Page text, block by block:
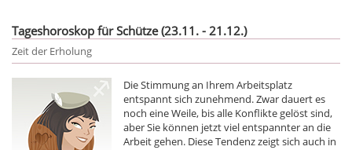
Tageshoroskop für Schütze (23.11. - 21.12.)
Zeit der Erholung
Die Stimmung an Ihrem Arbeitsplatz
entspannt sich zunehmend. Zwar dauert es
noch eine Weile, bis alle Konflikte gelöst sind,
aber Sie können jetzt viel entspannter an die
Arbeit gehen. Diese Tendenz zeigt sich auch in